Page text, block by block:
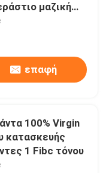
μαζική
με την
επαφή
100% Virgin
κατασκευής
1 Fibc τόνου